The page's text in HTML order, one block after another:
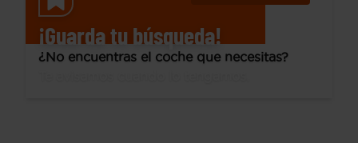
¡Guarda tu búsqueda!
¿No encuentras el coche que necesitas?